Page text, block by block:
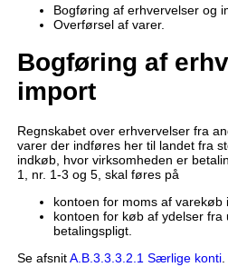
Bogføring af erhvervelser og
Overførsel af varer.
Bogføring af
import
Regnskabet over erhvervelser fra
varer der indføres her til landet fra
indkøb, hvor virksomheden er
1, nr. 1-3 og 5, skal føres på
kontoen for moms af varekøb
kontoen for køb af ydelser fra
betalingspligt.
Se afsnitA.B.3.3.3.2.1 Særlige konti.